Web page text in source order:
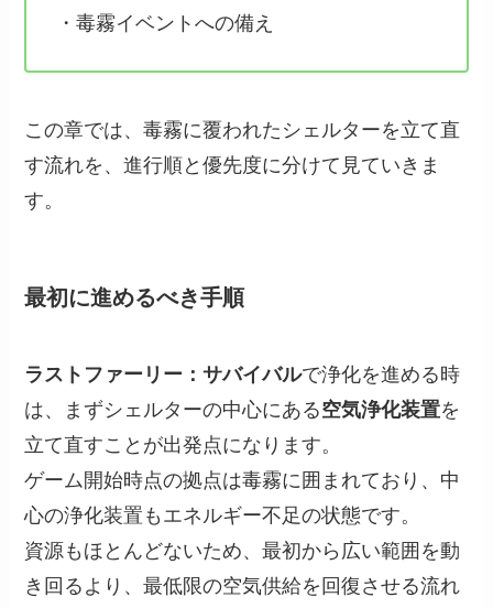
・毒霧イベントへの備え
この章では、毒霧に覆われたシェルターを立て直
す流れを、進行順と優先度に分けて見ていきま
す。
最初に進めるべき手順
ラストファーリー：サバイバルで浄化を進める時
は、まずシェルターの中心にある空気浄化装置を
立て直すことが出発点になります。
ゲーム開始時点の拠点は毒霧に囲まれており、中
心の浄化装置もエネルギー不足の状態です。
資源もほとんどないため、最初から広い範囲を動
き回るより、最低限の空気供給を回復させる流れ